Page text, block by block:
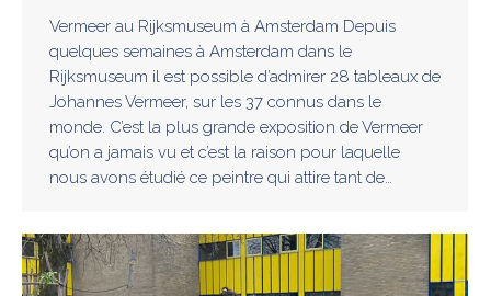
Vermeer au Rijksmuseum à Amsterdam Depuis
quelques semaines à Amsterdam dans le
Rijksmuseum il est possible d’admirer 28 tableaux de
Johannes Vermeer, sur les 37 connus dans le
monde. C’est la plus grande exposition de Vermeer
qu’on a jamais vu et c’est la raison pour laquelle
nous avons étudié ce peintre qui attire tant de…